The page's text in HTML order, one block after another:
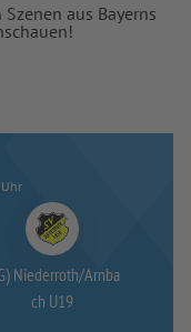
aus Bayerns
Niederroth/Arnba
ch U19